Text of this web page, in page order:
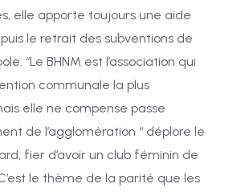
elle apporte toujours une aide
le retrait des subventions de
“Le BHNM est l’association qui
communale la plus
elle ne compense passe
de l’agglomération “ déplore le
fier d’avoir un club féminin de
le thème de la parité que les